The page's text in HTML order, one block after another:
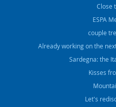
Close
ESPA
couple
Already working on the
Sardegna: the
Kisses
Let's